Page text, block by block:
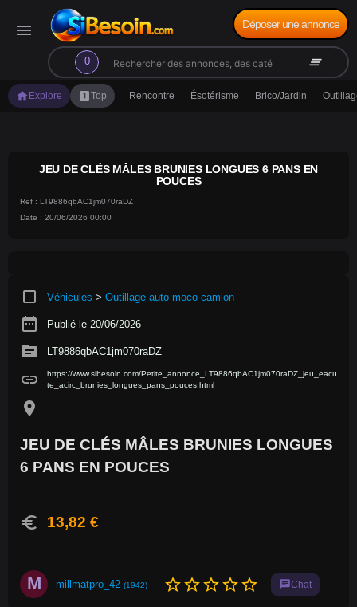
menu
0
search clear_all
Déposer une annonce
home Explore looks_oneTop Rencontre Ésotérisme Brico/Jardin
JEU DE CLÉS MÂLES BRUNIES LONGUES 6 PANS EN
POUCES
Ref : LT9886qbAC1jm070raDZ
Date : 20/06/2026 00:00
crop_square Véhicules > Outillage auto moco camion
date_range Publié le 20/06/2026
source LT9886qbAC1jm070raDZ
link
https://www.sibesoin.com/Petite_annonce_LT9886qbAC1jm070raDZ_jeu_eacu
te_acirc_brunies_longues_pans_pouces.html
location_on
JEU DE CLÉS MÂLES BRUNIES LONGUES
6 PANS EN POUCES
euro 13,82 €
M millmatpro_42 (1942) star_borderstar_borderstar_borderstar_borderstar_border chatChat